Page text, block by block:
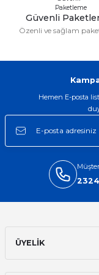
Güvenli
Özenli ve sağlam
Hemen E-posta
ÜYELİK